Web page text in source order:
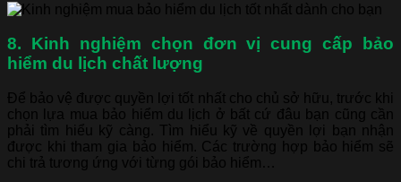
8. Kinh nghiệm chọn đơn vị cung cấp bảo
hiểm du lịch chất lượng
Để bảo vệ được quyền lợi tốt nhất cho chủ sở hữu, trước khi
chọn lựa mua bảo hiểm du lịch ở bất cứ đâu bạn cũng cần
phải tìm hiểu kỹ càng. Tìm hiểu kỹ về quyền lợi bạn nhận
được khi tham gia bảo hiểm. Các trường hợp bảo hiểm sẽ
chi trả tương ứng với từng gói bảo hiểm…